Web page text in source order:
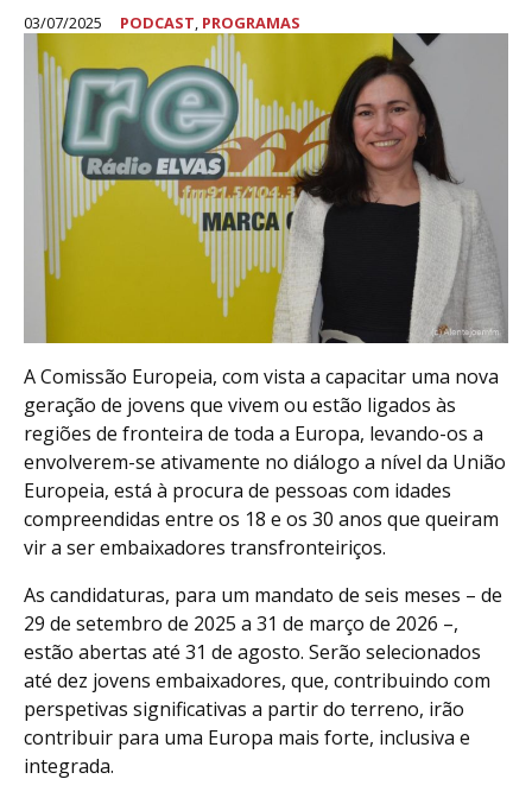
03/07/2025 PODCAST, PROGRAMAS
A Comissão Europeia, com vista a capacitar uma nova
geração de jovens que vivem ou estão ligados às
regiões de fronteira de toda a Europa, levando-os a
envolverem-se ativamente no diálogo a nível da União
Europeia, está à procura de pessoas com idades
compreendidas entre os 18 e os 30 anos que queiram
vir a ser embaixadores transfronteiriços.
As candidaturas, para um mandato de seis meses – de
29 de setembro de 2025 a 31 de março de 2026 –,
estão abertas até 31 de agosto. Serão selecionados
até dez jovens embaixadores, que, contribuindo com
perspetivas significativas a partir do terreno, irão
contribuir para uma Europa mais forte, inclusiva e
integrada.